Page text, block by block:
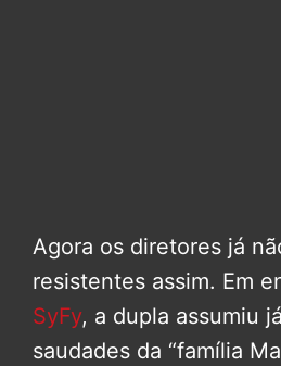
Agora os diretores já
resistentes assim. Em
SyFy, a dupla assumiu
saudades da “família